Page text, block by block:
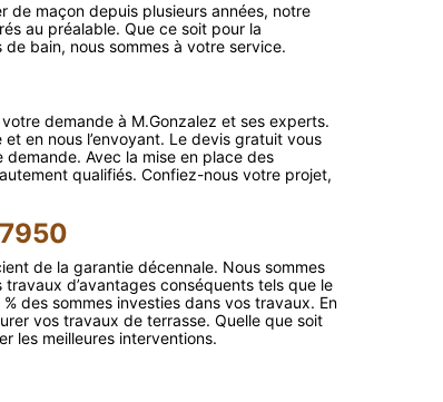
de maçon depuis plusieurs années, notre
au préalable. Que ce soit pour la
bain, nous sommes à votre service.
demande à M.Gonzalez et ses experts.
en nous l’envoyant. Le devis gratuit vous
Avec la mise en place des
qualifiés. Confiez-nous votre projet,
de la garantie décennale. Nous sommes
d’avantages conséquents tels que le
des sommes investies dans vos travaux. En
vos travaux de terrasse. Quelle que soit
les meilleures interventions.